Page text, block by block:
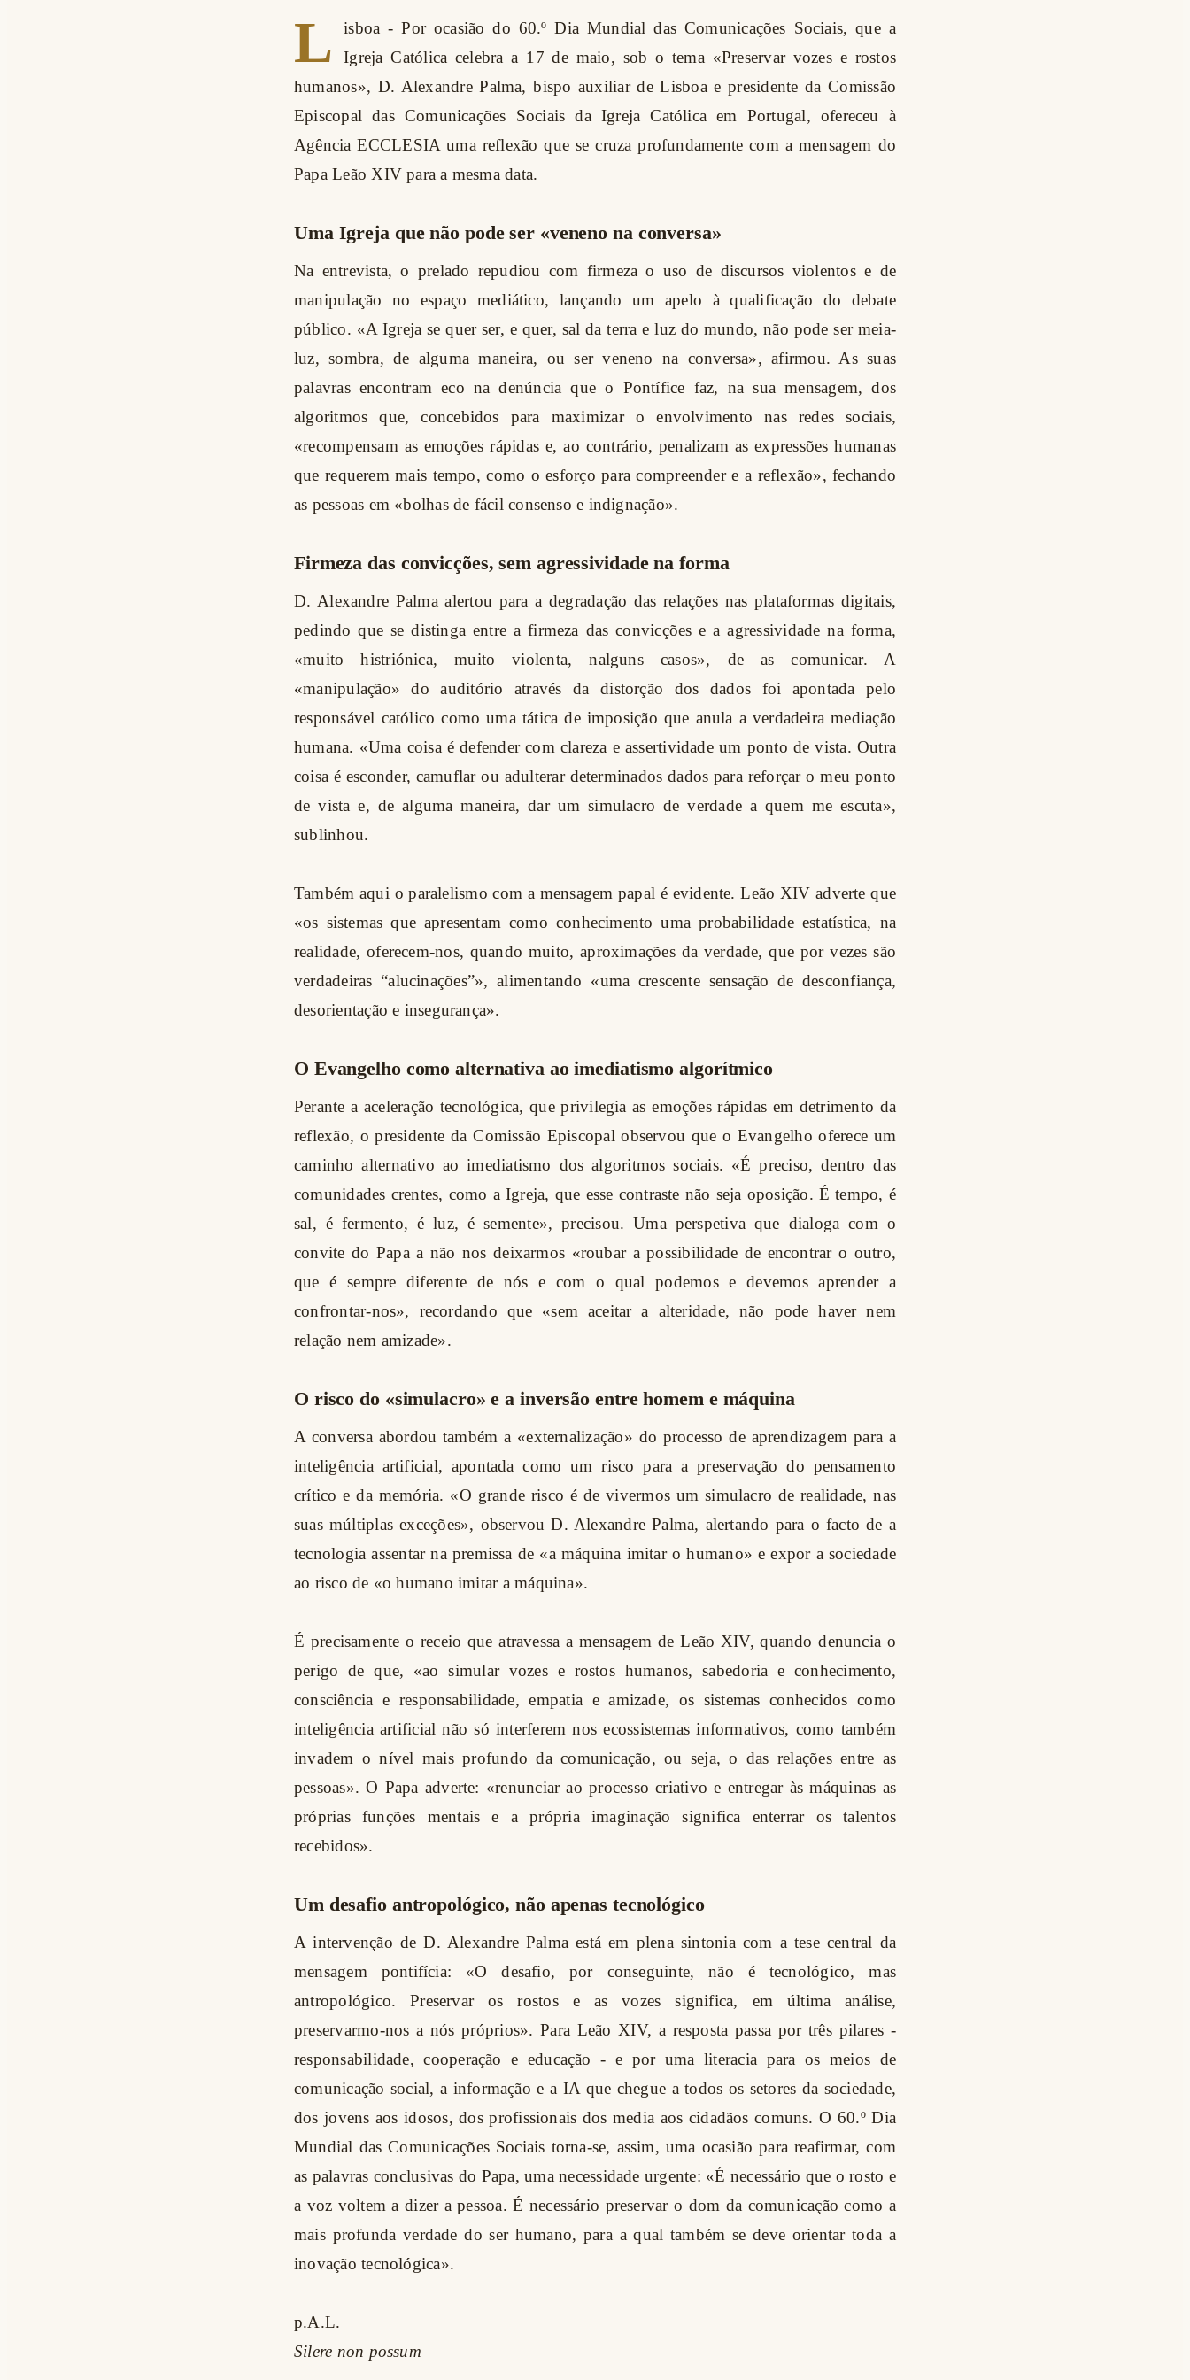
L
isboa - Por ocasião do 60.º Dia Mundial das Comunicações Sociais, que a
Igreja Católica celebra a 17 de maio, sob o tema «Preservar vozes e rostos
humanos», D. Alexandre Palma, bispo auxiliar de Lisboa e presidente da Comissão
Episcopal das Comunicações Sociais da Igreja Católica em Portugal, ofereceu à
Agência ECCLESIA uma reflexão que se cruza profundamente com a mensagem do
Papa Leão XIV para a mesma data.
Uma Igreja que não pode ser «veneno na conversa»
Na entrevista, o prelado repudiou com firmeza o uso de discursos violentos e de
manipulação no espaço mediático, lançando um apelo à qualificação do debate
público. «A Igreja se quer ser, e quer, sal da terra e luz do mundo, não pode ser meia-
luz, sombra, de alguma maneira, ou ser veneno na conversa», afirmou. As suas
palavras encontram eco na denúncia que o Pontífice faz, na sua mensagem, dos
algoritmos que, concebidos para maximizar o envolvimento nas redes sociais,
«recompensam as emoções rápidas e, ao contrário, penalizam as expressões humanas
que requerem mais tempo, como o esforço para compreender e a reflexão», fechando
as pessoas em «bolhas de fácil consenso e indignação».
Firmeza das convicções, sem agressividade na forma
D. Alexandre Palma alertou para a degradação das relações nas plataformas digitais,
pedindo que se distinga entre a firmeza das convicções e a agressividade na forma,
«muito histriónica, muito violenta, nalguns casos», de as comunicar. A
«manipulação» do auditório através da distorção dos dados foi apontada pelo
responsável católico como uma tática de imposição que anula a verdadeira mediação
humana. «Uma coisa é defender com clareza e assertividade um ponto de vista. Outra
coisa é esconder, camuflar ou adulterar determinados dados para reforçar o meu ponto
de vista e, de alguma maneira, dar um simulacro de verdade a quem me escuta»,
sublinhou.
Também aqui o paralelismo com a mensagem papal é evidente. Leão XIV adverte que
«os sistemas que apresentam como conhecimento uma probabilidade estatística, na
realidade, oferecem-nos, quando muito, aproximações da verdade, que por vezes são
verdadeiras “alucinações”», alimentando «uma crescente sensação de desconfiança,
desorientação e insegurança».
O Evangelho como alternativa ao imediatismo algorítmico
Perante a aceleração tecnológica, que privilegia as emoções rápidas em detrimento da
reflexão, o presidente da Comissão Episcopal observou que o Evangelho oferece um
caminho alternativo ao imediatismo dos algoritmos sociais. «É preciso, dentro das
comunidades crentes, como a Igreja, que esse contraste não seja oposição. É tempo, é
sal, é fermento, é luz, é semente», precisou. Uma perspetiva que dialoga com o
convite do Papa a não nos deixarmos «roubar a possibilidade de encontrar o outro,
que é sempre diferente de nós e com o qual podemos e devemos aprender a
confrontar-nos», recordando que «sem aceitar a alteridade, não pode haver nem
relação nem amizade».
O risco do «simulacro» e a inversão entre homem e máquina
A conversa abordou também a «externalização» do processo de aprendizagem para a
inteligência artificial, apontada como um risco para a preservação do pensamento
crítico e da memória. «O grande risco é de vivermos um simulacro de realidade, nas
suas múltiplas exceções», observou D. Alexandre Palma, alertando para o facto de a
tecnologia assentar na premissa de «a máquina imitar o humano» e expor a sociedade
ao risco de «o humano imitar a máquina».
É precisamente o receio que atravessa a mensagem de Leão XIV, quando denuncia o
perigo de que, «ao simular vozes e rostos humanos, sabedoria e conhecimento,
consciência e responsabilidade, empatia e amizade, os sistemas conhecidos como
inteligência artificial não só interferem nos ecossistemas informativos, como também
invadem o nível mais profundo da comunicação, ou seja, o das relações entre as
pessoas». O Papa adverte: «renunciar ao processo criativo e entregar às máquinas as
próprias funções mentais e a própria imaginação significa enterrar os talentos
recebidos».
Um desafio antropológico, não apenas tecnológico
A intervenção de D. Alexandre Palma está em plena sintonia com a tese central da
mensagem pontifícia: «O desafio, por conseguinte, não é tecnológico, mas
antropológico. Preservar os rostos e as vozes significa, em última análise,
preservarmo-nos a nós próprios». Para Leão XIV, a resposta passa por três pilares -
responsabilidade, cooperação e educação - e por uma literacia para os meios de
comunicação social, a informação e a IA que chegue a todos os setores da sociedade,
dos jovens aos idosos, dos profissionais dos media aos cidadãos comuns. O 60.º Dia
Mundial das Comunicações Sociais torna-se, assim, uma ocasião para reafirmar, com
as palavras conclusivas do Papa, uma necessidade urgente: «É necessário que o rosto e
a voz voltem a dizer a pessoa. É necessário preservar o dom da comunicação como a
mais profunda verdade do ser humano, para a qual também se deve orientar toda a
inovação tecnológica».
p.A.L.
Silere non possum